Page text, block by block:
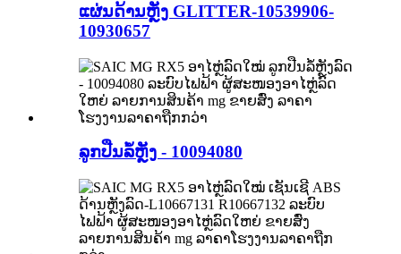
ແຜ່ນດ້ານຫຼັງ GLITTER-10539906-
10930657
ລູກປືນລໍ້ຫຼັງ - 10094080